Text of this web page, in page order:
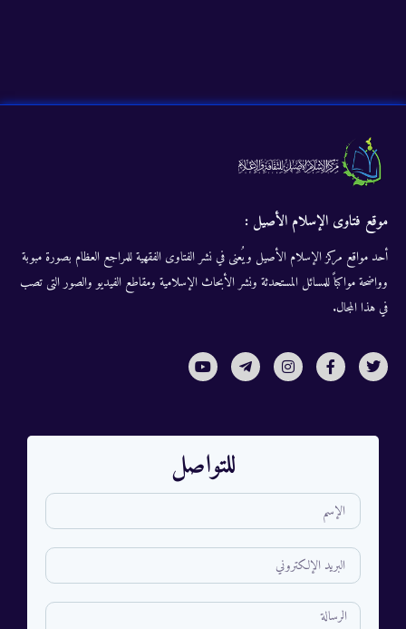
موقع فتاوى الإسلام الأصيل :
أحد مواقع مركز الإسلام الأصيل ويُعنى في نشر الفتاوى الفقهية للمراجع العظام بصورة مبوبة
وواضحة مواكباً للمسائل المستحدثة ونشر الأبحاث الإسلامية ومقاطع الفيديو والصور التى تصب
في هذا المجال.
للتواصل